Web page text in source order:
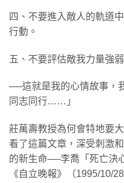
四、不要進入敵人的軌道
行動。
五、不要評估敵我力量強
──這就是我的心情故事，
同志同行……」
莊萬壽教授為何會特地要
看了這篇文章，深受刺激
的新生命──李喬「死亡決
《自立晚報》（1995/10/